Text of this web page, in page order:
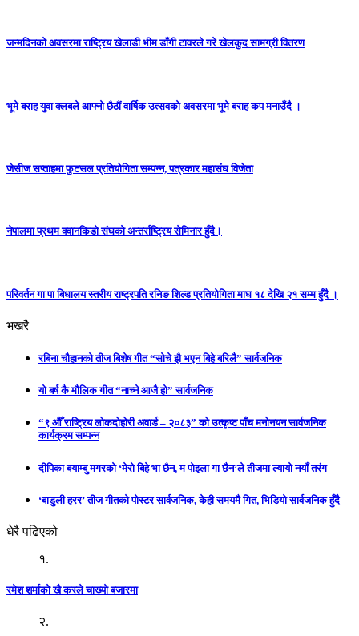
जन्मदिनको अवसरमा राष्ट्रिय खेलाडी भीम डाँगी टावरले गरे खेलकुद सामग्री वितरण
भूमे बराह युवा क्लबले आफ्नो छैठौं वार्षिक उत्सवको अवसरमा भूमे बराह कप मनाउँदै ।
जेसीज सप्ताहमा फुटसल प्रतियोगिता सम्पन्न, पत्रकार महासंघ विजेता
नेपालमा प्रथम क्वानकिडो संघको अन्तर्राष्ट्रिय सेमिनार हुँदै।
परिवर्तन गा पा बिधालय स्तरीय राष्ट्रपति रनिङ शिल्ड प्रतियोगिता माघ १८ देखि २१ सम्म हुँदै ।
भखरै
रबिना चौहानको तीज बिशेष गीत “सोचे झै भएन बिहे बरिलै” सार्वजनिक
यो बर्ष कै मौलिक गीत “नाच्ने आजै हो” सार्वजनिक
“९ औँ राष्ट्रिय लोकदोहोरी अवार्ड – २०८३” को उत्कृष्ट पाँच मनोनयन सार्वजनिक
कार्यक्रम सम्पन्न
दीपिका बयाम्बु मगरको ‘मेरो बिहे भा छैन, म पोइला गा छैन’ले तीजमा ल्यायो नयाँ तरंग
‘बाडुली हरर’ तीज गीतको पोस्टर सार्वजनिक, केही समयमै गित, भिडियो सार्वजनिक हुँदै
धेरै पढिएको
१.
रमेश शर्माको खै कस्ले चाख्यो बजारमा
२.